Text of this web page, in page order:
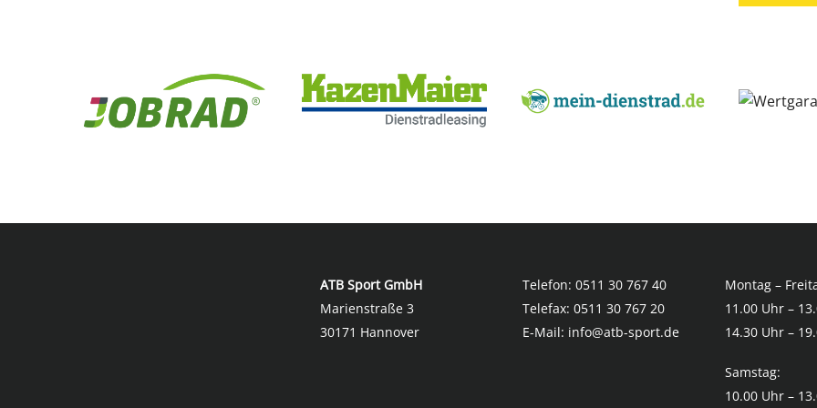
ATB Sport GmbH
Marienstraße 3
30171 Hannover
Telefon:0511 30 767 40
Telefax:0511 30 767 20
E-Mail: info@atb-sport.de
Montag –
11.00 Uhr –
14.30 Uhr –
Samstag:
10.00 Uhr –